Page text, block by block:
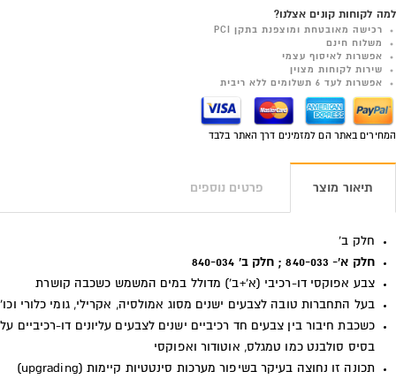
למה לקוחות קונים אצלנו?
רכישה מאובטחת ומוצפנת בתקן PCI
משלוח חינם
אפשרות לאיסוף עצמי
שירות לקוחות מצוין
אפשרות לעד 6 תשלומים ללא ריבית
המחירים באתר הם למזמינים דרך האתר בלבד
תיאור מוצר פרטים נוספים
חלק ב'
חלק א'- 840-033 ; חלק ב' 840-034
צבע אפוקסי דו-רכיבי (א'+ב') מדולל במים המשמש כשכבה קושרת
בעל התחברות טובה לצבעים ישנים מסוג אמולסיה, אקרילי, גומי כלורי וכו'
כשכבת חיבור בין צבעים חד רכיביים ישנים לצבעים עליונים דו-רכיביים על
בסיס סולבנט כמו טמגלס, אוטודור ואפוקסי
תכונה זו נחוצה בעיקר בשיפור מערכות סינטטיות קיימות (upgrading
)